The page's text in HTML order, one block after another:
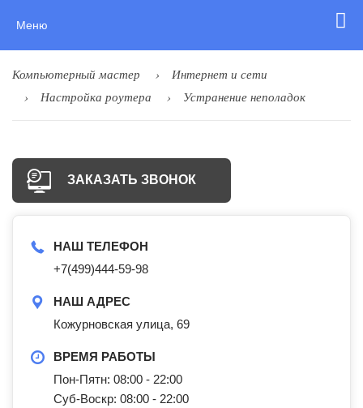
Меню
Компьютерный мастер
Интернет и сети
Настройка роутера
Устранение неполадок
ЗАКАЗАТЬ ЗВОНОК
НАШ ТЕЛЕФОН
+7(499)444-59-98
НАШ АДРЕС
Кожурновская улица, 69
ВРЕМЯ РАБОТЫ
Пон-Пятн: 08:00 - 22:00
Суб-Воскр: 08:00 - 22:00